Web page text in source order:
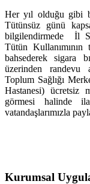
Her yıl olduğu gibi
Tütünsüz günü
bilgilendirmede İl
Tütün
bahsederek sigara
üzerinden randevu
Toplum Sağlığı
Hastanesi) ücretsiz
görmesi halinde
vatandaşlarımızla
Kurumsal